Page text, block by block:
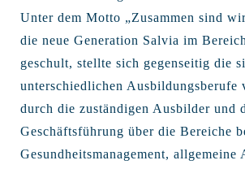
Unter dem Motto „Zusammen sind
die neue Generation Salvia im
geschult, stellte sich gegenseitig die
unterschiedlichen Ausbildungsberufe
durch die zuständigen Ausbilder und
Geschäftsführung über die Bereiche
Gesundheitsmanagement, allgemeine